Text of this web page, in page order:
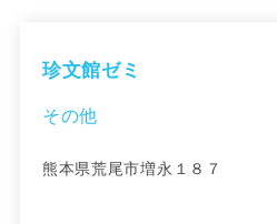
珍文館ゼミ
その他
熊本県荒尾市増永１８７